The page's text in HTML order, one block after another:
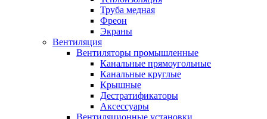
Труба медная
Фреон
Экраны
Вентиляция
Вентиляторы промышленные
Канальные прямоугольные
Канальные круглые
Крышные
Дестратификаторы
Аксессуары
Вентиляционные установки